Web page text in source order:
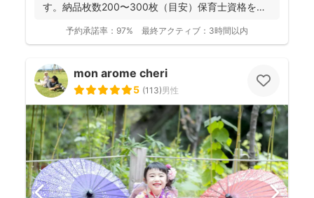
す。納品枚数200〜300枚（目安）保育士資格を持
予約承諾率： 97% 最終アクティブ： 3時間以内
mon arome cheri
5 (113)男性